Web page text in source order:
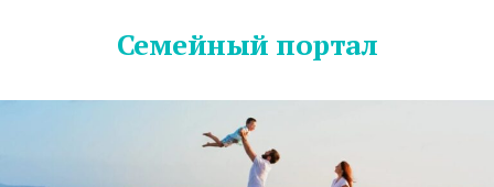
Семейный портал